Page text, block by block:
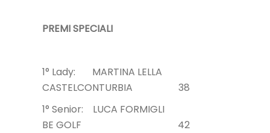
PREMI SPECIALI
1° Lady: MARTINA LELLA
CASTELCONTURBIA 38
1° Senior: LUCA FORMIGLI
BE GOLF 42